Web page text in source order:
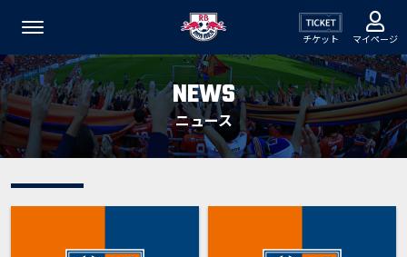
チケット マイページ
NEWS
ニュース